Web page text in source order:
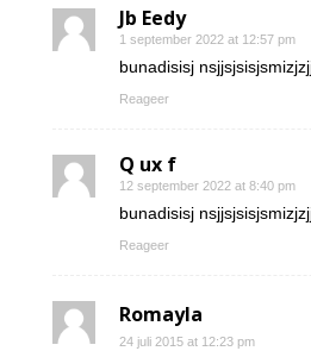
Jb Eedy
1 september 2022 at 12:57 pm
bunadisisj
Reageer
Q ux f
12 september 2022 at 8:40 pm
bunadisisj
Reageer
Romayla
24 juli 2015 at 12:23 pm